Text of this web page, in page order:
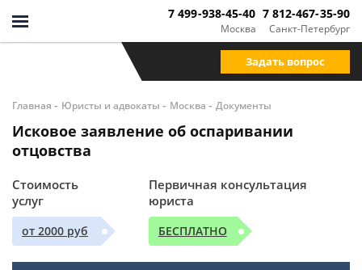
Москва
7 499-938-45-40
Санкт-Петербург
7 812-467-35-90
Задать вопрос
Главная - Юристы и адвокаты - Москва - Документы
Исковое заявление об оспаривании
отцовства
Стоимость
услуг
от 2000 руб
Первичная консультация
юриста
БЕСПЛАТНО